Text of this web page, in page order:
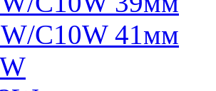
C10W 41мм